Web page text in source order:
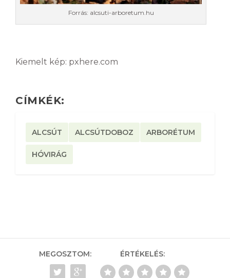
Forrás: alcsuti-arboretum.hu
Kiemelt kép: pxhere.com
CÍMKÉK:
ALCSÚT ALCSÚTDOBOZ ARBORÉTUM
HÓVIRÁG
MEGOSZTOM: ÉRTÉKELÉS: